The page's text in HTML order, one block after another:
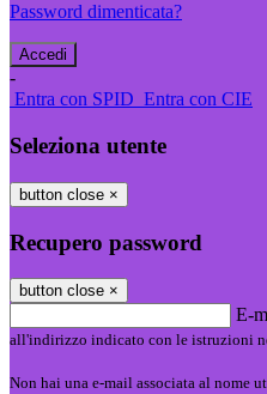
Password dimenticata?
-
Entra con SPID Entra con CIE
Seleziona utente
button close ×
Recupero password
button close ×
E-
all'indirizzo indicato con le istruzioni
Non hai una e-mail associata al nome